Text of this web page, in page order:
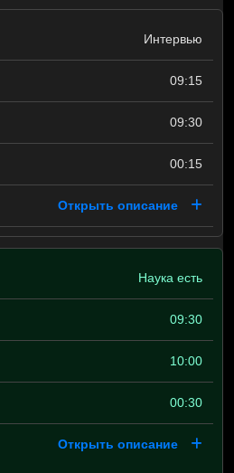
Интервью
09:15
09:30
00:15
Открыть описание
Наука есть
09:30
10:00
00:30
Открыть описание